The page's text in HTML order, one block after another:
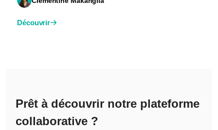
Découvrir
Prêt à découvrir notre plateforme
collaborative ?